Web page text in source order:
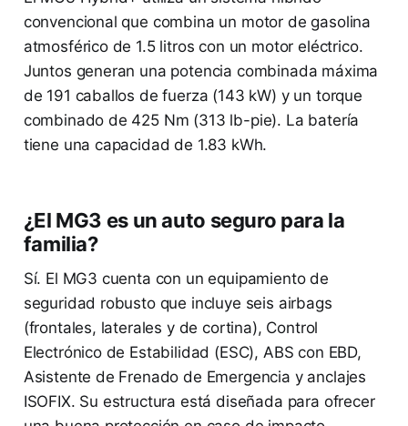
convencional que combina un motor de gasolina
atmosférico de 1.5 litros con un motor eléctrico.
Juntos generan una potencia combinada máxima
de 191 caballos de fuerza (143 kW) y un torque
combinado de 425 Nm (313 lb-pie). La batería
tiene una capacidad de 1.83 kWh.
¿El MG3 es un auto seguro para la
familia?
Sí. El MG3 cuenta con un equipamiento de
seguridad robusto que incluye seis airbags
(frontales, laterales y de cortina), Control
Electrónico de Estabilidad (ESC), ABS con EBD,
Asistente de Frenado de Emergencia y anclajes
ISOFIX. Su estructura está diseñada para ofrecer